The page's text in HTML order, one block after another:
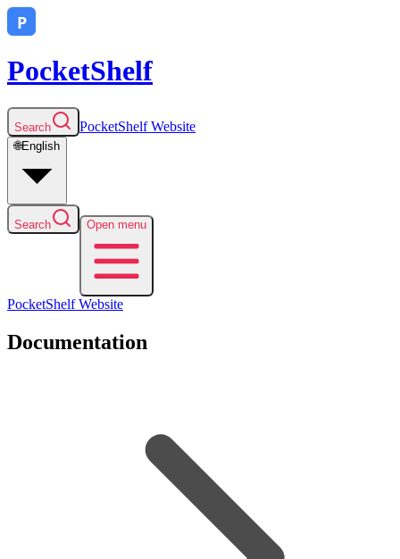
PocketShelf
Search PocketShelfWebsite
🌐English
Search Open menu
PocketShelfWebsite
Documentation